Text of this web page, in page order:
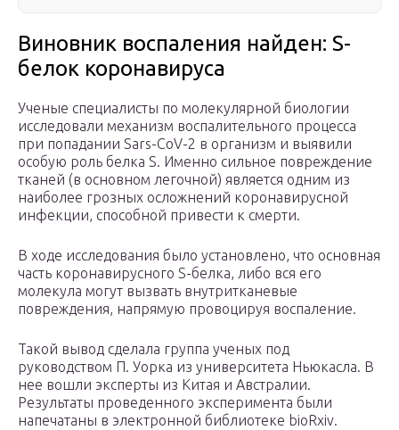
Виновник воспаления найден: S-
белок коронавируса
Ученые специалисты по молекулярной биологии
исследовали механизм воспалительного процесса
при попадании Sars-CoV-2 в организм и выявили
особую роль белка S. Именно сильное повреждение
тканей (в основном легочной) является одним из
наиболее грозных осложнений коронавирусной
инфекции, способной привести к смерти.
В ходе исследования было установлено, что основная
часть коронавирусного S-белка, либо вся его
молекула могут вызвать внутритканевые
повреждения, напрямую провоцируя воспаление.
Такой вывод сделала группа ученых под
руководством П. Уорка из университета Ньюкасла. В
нее вошли эксперты из Китая и Австралии.
Результаты проведенного эксперимента были
напечатаны в электронной библиотеке bioRxiv.